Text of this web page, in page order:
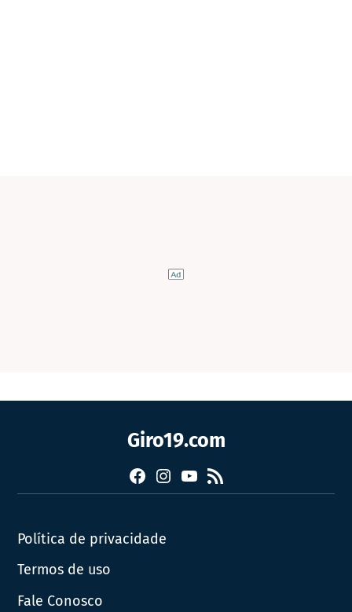
Giro19.com
Facebook
Instagram
YouTube
RSS
Política de privacidade
Termos de uso
Fale Conosco